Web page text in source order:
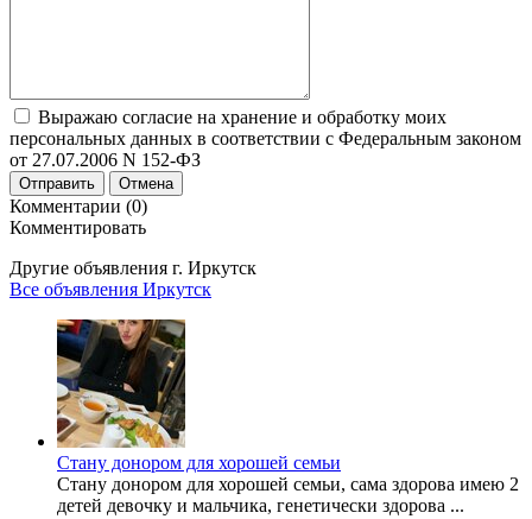
Выражаю согласие на хранение и обработку моих
персональных данных в соответствии с Федеральным законом
от 27.07.2006 N 152-ФЗ
Отправить Отмена
Комментарии (0)
Комментировать
Другие объявления г. Иркутск
Все объявления Иркутск
Стану донором для хорошей семьи
Стану донором для хорошей семьи, сама здорова имею 2
детей девочку и мальчика, генетически здорова ...